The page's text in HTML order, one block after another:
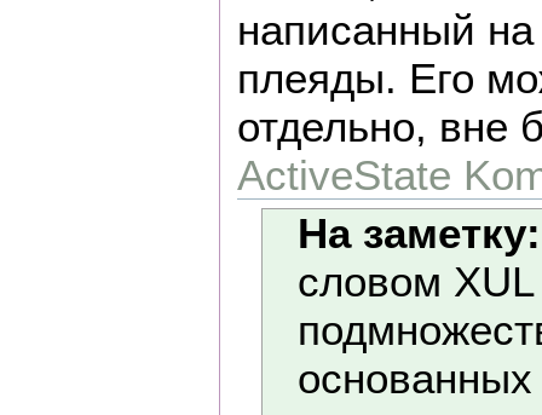
написанный
плеяды. Его
отдельно, вне
ActiveState
На заметку:
словом